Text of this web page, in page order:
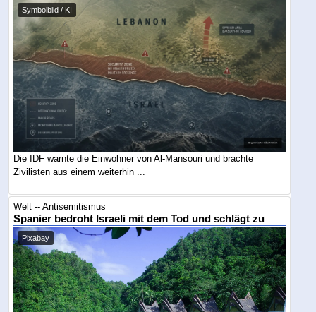
Symbolbild / KI
Die IDF warnte die Einwohner von Al-Mansouri und brachte
Zivilisten aus einem weiterhin ...
Welt -- Antisemitismus
Spanier bedroht Israeli mit dem Tod und schlägt zu
Pixabay